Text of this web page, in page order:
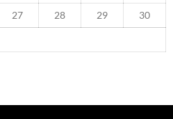
27 28 29 30